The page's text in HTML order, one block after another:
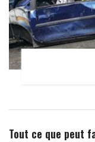
Tout ce que peut